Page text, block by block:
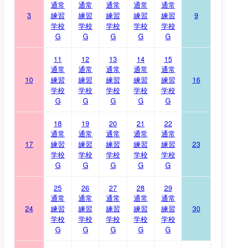
3
通常
練習
学校
G
通常
練習
学校
G
通常
練習
学校
G
通常
練習
学校
G
通常
練習
学校
G
9
10
11
通常
練習
学校
G
12
通常
練習
学校
G
13
通常
練習
学校
G
14
通常
練習
学校
G
15
通常
練習
学校
G
16
17
18
通常
練習
学校
G
19
通常
練習
学校
G
20
通常
練習
学校
G
21
通常
練習
学校
G
22
通常
練習
学校
G
23
24
25
通常
練習
学校
G
26
通常
練習
学校
G
27
通常
練習
学校
G
28
通常
練習
学校
G
29
通常
練習
学校
G
30